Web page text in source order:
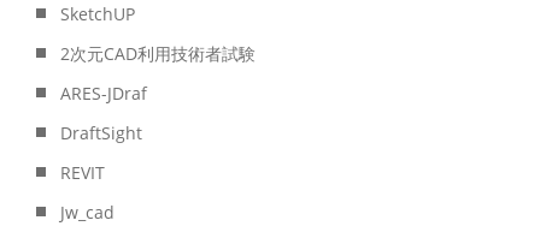
SketchUP
2次元CAD利用技術者試験
ARES-JDraf
DraftSight
REVIT
Jw_cad